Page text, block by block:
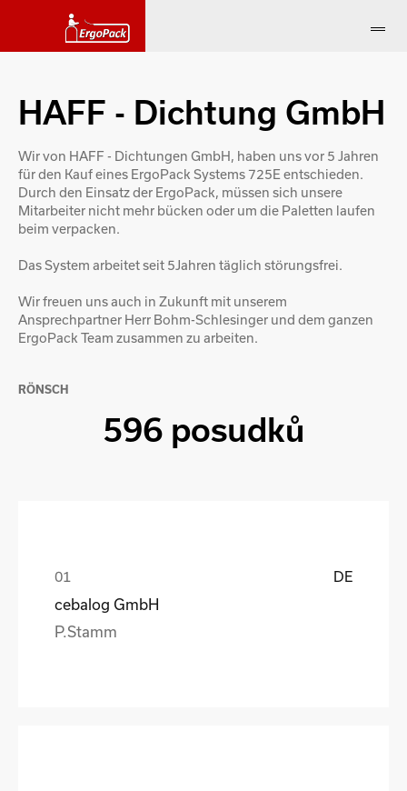
HAFF - Dichtung GmbH
Wir von HAFF - Dichtungen GmbH, haben uns vor 5 Jahren
für den Kauf eines ErgoPack Systems 725E entschieden.
Durch den Einsatz der ErgoPack, müssen sich unsere
Mitarbeiter nicht mehr bücken oder um die Paletten laufen
beim verpacken.
Das System arbeitet seit 5Jahren täglich störungsfrei.
Wir freuen uns auch in Zukunft mit unserem
Ansprechpartner Herr Bohm-Schlesinger und dem ganzen
ErgoPack Team zusammen zu arbeiten.
RÖNSCH
596 posudků
DE
cebalog GmbH
P.Stamm